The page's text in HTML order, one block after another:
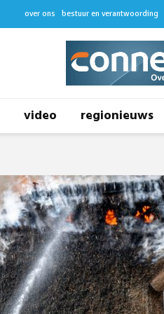
over ons bestuur en verantwoording
video regionieuws